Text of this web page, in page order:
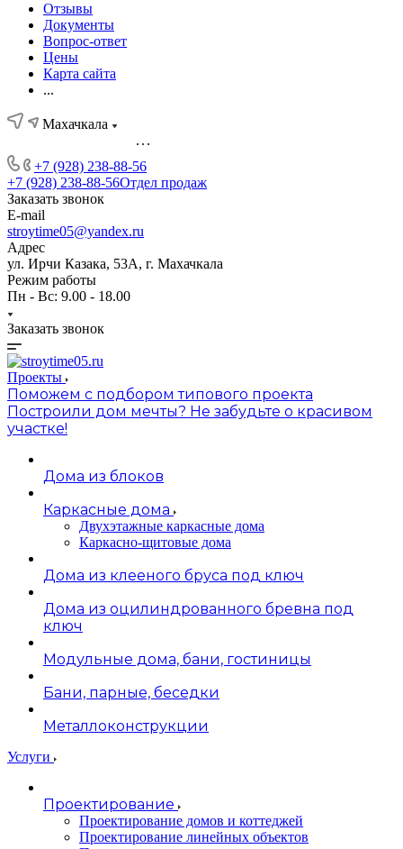
Отзывы
Документы
Вопрос-ответ
Цены
Карта сайта
...
Махачкала
...
+7 (928) 238-88-56
+7 (928) 238-88-56Отдел продаж
Заказать звонок
E-mail
stroytime05@yandex.ru
Адрес
ул. Ирчи Казака, 53А, г. Махачкала
Режим работы
Пн - Вс: 9.00 - 18.00
Заказать звонок
Проекты
Поможем с подбором типового проекта
Построили дом мечты? Не забудьте о красивом
участке!
Дома из блоков
Каркасные дома
Двухэтажные каркасные дома
Каркасно-щитовые дома
Дома из клееного бруса под ключ
Дома из оцилиндрованного бревна под
ключ
Модульные дома, бани, гостиницы
Бани, парные, беседки
Металлоконструкции
Услуги
Проектирование
Проектирование домов и коттеджей
Проектирование линейных объектов